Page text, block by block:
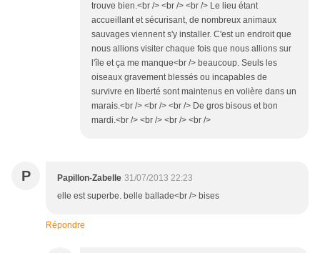
trouve bien.<br /> <br /> <br /> Le lieu étant
accueillant et sécurisant, de nombreux animaux
sauvages viennent s'y installer. C'est un endroit que
nous allions visiter chaque fois que nous allions sur
l'île et ça me manque<br /> beaucoup. Seuls les
oiseaux gravement blessés ou incapables de
survivre en liberté sont maintenus en volière dans un
marais.<br /> <br /> <br /> De gros bisous et bon
mardi.<br /> <br /> <br /> <br />
P Papillon-Zabelle 31/07/2013 22:23
elle est superbe. belle ballade<br /> bises
Répondre